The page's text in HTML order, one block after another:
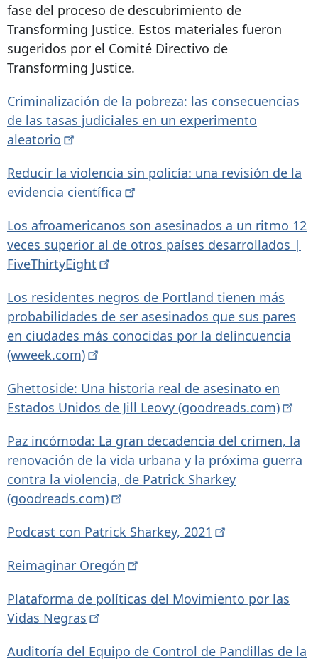
fase del proceso de descubrimiento de
Transforming Justice. Estos materiales fueron
sugeridos por el Comité Directivo de
Transforming Justice.
Criminalización de la pobreza: las consecuencias
de las tasas judiciales en un experimento
aleatorio
Reducir la violencia sin policía: una revisión de la
evidencia científica
Los afroamericanos son asesinados a un ritmo 12
veces superior al de otros países desarrollados |
FiveThirtyEight
Los residentes negros de Portland tienen más
probabilidades de ser asesinados que sus pares
en ciudades más conocidas por la delincuencia
(wweek.com)
Ghettoside: Una historia real de asesinato en
Estados Unidos de Jill Leovy (goodreads.com)
Paz incómoda: La gran decadencia del crimen, la
renovación de la vida urbana y la próxima guerra
contra la violencia, de Patrick Sharkey
(goodreads.com)
Podcast con Patrick Sharkey, 2021
Reimaginar Oregón
Plataforma de políticas del Movimiento por las
Vidas Negras
Auditoría del Equipo de Control de Pandillas de la